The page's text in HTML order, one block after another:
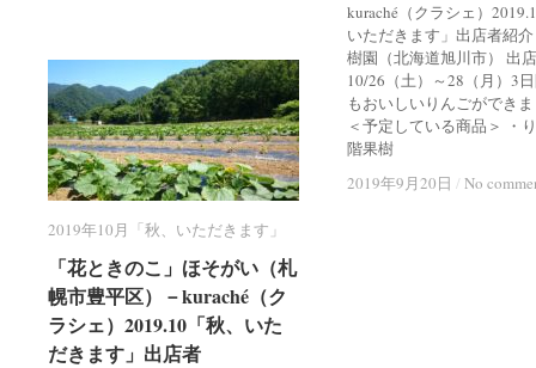
kuraché（クラシェ）
いただきます」出店者紹
樹園（北海道旭川市） 出
10/26（土）～28（月）3
もおいしいりんごができ
＜予定している商品＞ ・
階果樹
2019年9月20日 / No
2019年9月20日 / No
2019年10月「秋、いただきます」
「花ときのこ」ほそがい（札
幌市豊平区）－kuraché（ク
ラシェ）2019.10「秋、いた
だきます」出店者
2019年10月「秋、いただきます」
「花ときのこ」ほそがい（札
幌市豊平区）－kuraché（ク
ラシェ）2019.10「秋、いた
だきます」出店者